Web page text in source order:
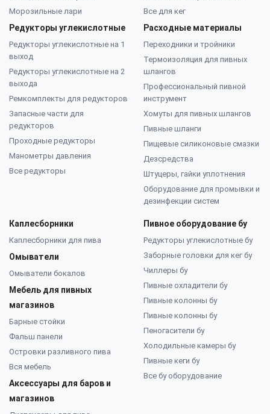
Морозильные лари
Редукторы углекислотные
Редукторы углекислотные на 1
выход
Редукторы углекислотные на 2
выхода
Ремкомплекты для редукторов
Запасные части для
редукторов
Проходные редукторы
Манометры давления
Все редукторы
Все для кег
Расходные материалы
Переходники и тройники
Термоизоляция для пивных
шлангов
Профессиональный пивной
инструмент
Хомуты для пивных шлангов
Пивные шланги
Пищевые силиконовые смазки
Дезсредства
Штуцеры, гайки уплотнения
Оборудование для промывки и
дезинфекции систем
Каплесборники
Каплесборники для пива
Омыватели
Омыватели бокалов
Мебель для пивных
магазинов
Барные стойки
Фальш панели
Островки разливного пива
Вся мебель
Аксессуары для баров и
магазинов
Пивное оборудование бу
Редукторы углекислотные бу
Заборные головки для кег бу
Чиллеры бу
Пивные охладители бу
Пивные колонны бу
Пивные колонны бу
Пеногасители бу
Холодильные камеры бу
Пивные кеги бу
Все бу оборудование